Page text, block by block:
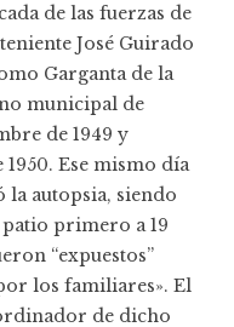
de las fuerzas de
José Guirado
Garganta de la
municipal de
de 1949 y
Ese mismo día
la autopsia, siendo
patio primero a 19
“expuestos”
los familiares». El
de dicho